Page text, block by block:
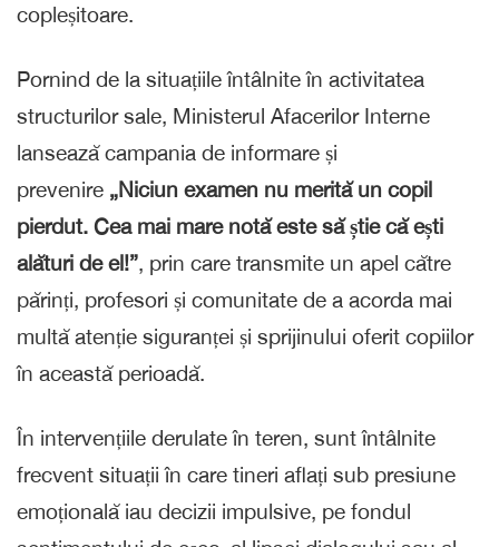
copleșitoare.
Pornind de la situațiile întâlnite în activitatea
structurilor sale, Ministerul Afacerilor Interne
lansează campania de informare și
prevenire „Niciun examen nu merită un copil
pierdut. Cea mai mare notă este să știe că ești
alături de el!”, prin care transmite un apel către
părinți, profesori și comunitate de a acorda mai
multă atenție siguranței și sprijinului oferit copiilor
în această perioadă.
În intervențiile derulate în teren, sunt întâlnite
frecvent situații în care tineri aflați sub presiune
emoțională iau decizii impulsive, pe fondul